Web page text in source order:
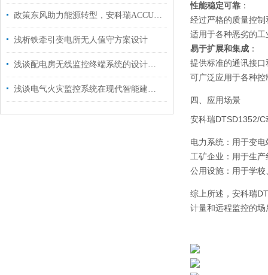
政策东风助力能源转型，安科瑞ACCU-100微电网协调控制器引*智慧能源新时代
浅析铁牵引变电所无人值守方案设计
浅谈配电房无线监控终端系统的设计和应用
浅谈电气火灾监控系统在现代智能建筑中的研究与应用
性能稳定可靠 ：
经过严格的质量控
适用于各种恶劣的工
易于扩展和集成 ：
提供标准的通讯接
可广泛应用于各种
四、应用场景
安科瑞DTSD1352/
电力系统：用于变
工矿企业：用于生
公用设施：用于学
综上所述，安科瑞
计量和远程监控的